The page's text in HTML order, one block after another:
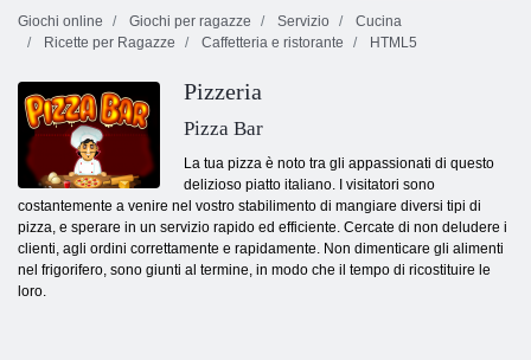
Giochi online
Giochi per ragazze Servizio
Cucina
Ricette per Ragazze
Caffetteria e ristorante HTML5
Pizzeria
Pizza Bar
La tua pizza è noto tra gli appassionati di questo
delizioso piatto italiano. I visitatori sono
costantemente a venire nel vostro stabilimento di mangiare diversi tipi di
pizza, e sperare in un servizio rapido ed efficiente. Cercate di non deludere i
clienti, agli ordini correttamente e rapidamente. Non dimenticare gli alimenti
nel frigorifero, sono giunti al termine, in modo che il tempo di ricostituire le
loro.